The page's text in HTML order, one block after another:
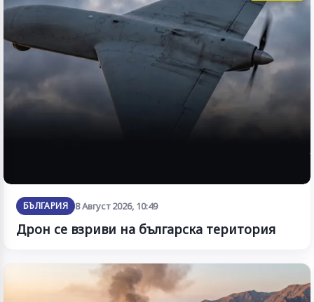
БЪЛГАРИЯ 8 Август 2026, 10:49
Дрон се взриви на българска територия